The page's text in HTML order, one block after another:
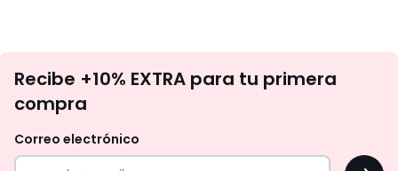
te
tu
Recibe +10% EXTRA para tu primera
compra
Correo electrónico
OK